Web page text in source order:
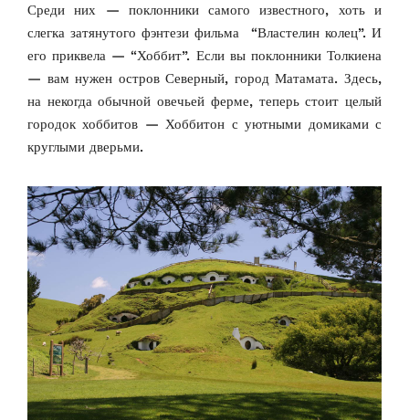
Среди них — поклонники самого известного, хоть и
слегка затянутого фэнтези фильма “Властелин колец”. И
его приквела — “Хоббит”. Если вы поклонники Толкиена
— вам нужен остров Северный, город Матамата. Здесь,
на некогда обычной овечьей ферме, теперь стоит целый
городок хоббитов — Хоббитон с уютными домиками с
круглыми дверьми.